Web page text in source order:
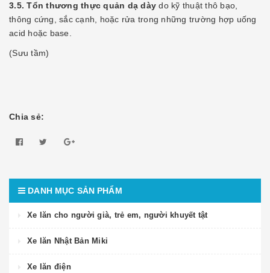
3.5. Tổn thương thực quản dạ dày do kỹ thuật thô bạo,
thông cứng, sắc cạnh, hoặc rửa trong những trường hợp uống
acid hoặc base.
(Sưu tầm)
Chia sẻ:
DANH MỤC SẢN PHẨM
Xe lăn cho người già, trẻ em, người khuyết tật
Xe lăn Nhật Bản Miki
Xe lăn điện